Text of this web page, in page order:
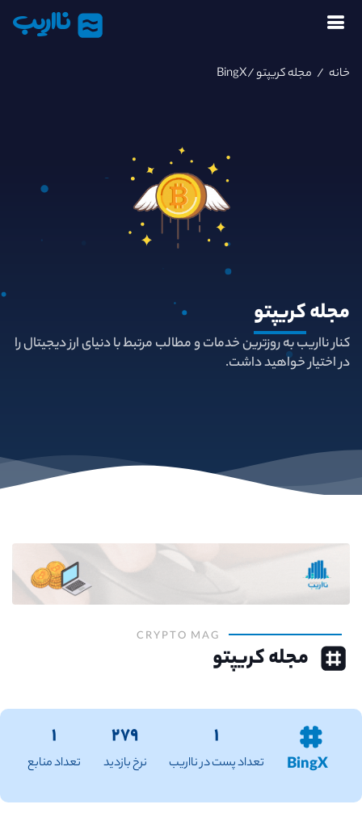
نااریب
خانه / مجله کریپتو/BingX
مجلهکریپتو
کنار نااریب به روزترین خدمات و مطالب مرتبط با دنیای ارز دیجیتال را
در اختیار خواهید داشت.
CRYPTO MAG
مجله کریپتو
BingX
۱
تعداد پست در نااریب
۲۷۹
نرخ بازدید
۱
تعداد منابع